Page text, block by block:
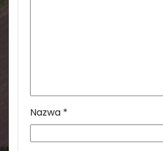
Nazwa *